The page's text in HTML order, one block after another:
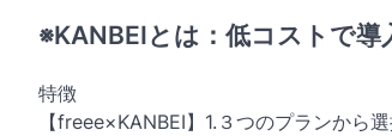
※KANBEIとは：低コストで導
特徴
【freee×KANBEI】1.３つのプランから